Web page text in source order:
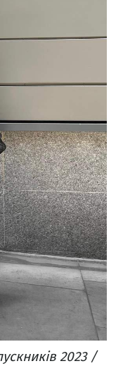
2023 /